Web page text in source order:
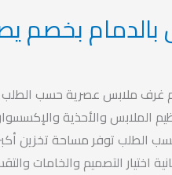
بخصم يصل
غرف ملابس عصرية حسب
الملابس والأحذية
الطلب توفر مساحة تخزين
التصميم والخامات